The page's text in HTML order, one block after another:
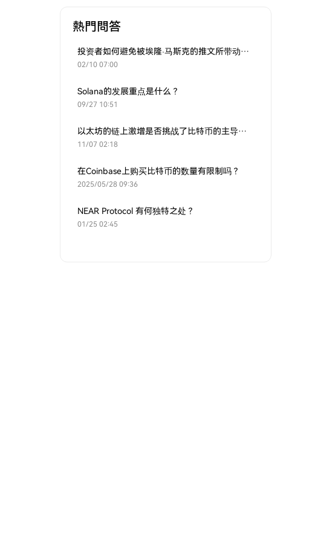
熱門問答
投资者如何避免被埃隆·马斯克的推文所带动的炒作？
02/10 07:00
Solana的发展重点是什么？
09/27 10:51
以太坊的链上激增是否挑战了比特币的主导地位？
11/07 02:18
在Coinbase上购买比特币的数量有限制吗？
2025/05/28 09:36
NEAR Protocol 有何独特之处？
01/25 02:45